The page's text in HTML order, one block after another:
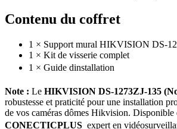
Contenu du coffret
1 × Support mural HIKVISION DS-
1 × Kit de visserie complet
1 × Guide dinstallation
Note : Le HIKVISION DS-1273ZJ-135
robustesse et praticité pour une installation
de vos caméras dômes Hikvision. Disponible
CONECTICPLUS  expert en